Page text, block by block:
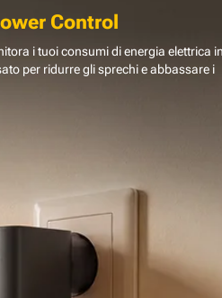
Control
i tuoi consumi di energia elettrica in
per ridurre gli sprechi e abbassare i